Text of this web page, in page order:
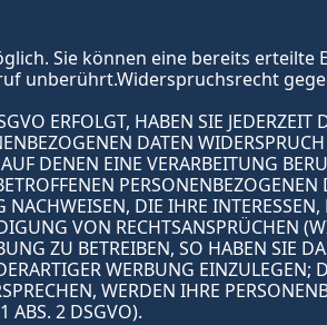
Sie können eine bereits
unberührt.Widerspruchsrecht
ERFOLGT, HABEN SIE JEDERZEIT
DATEN
DENEN EINE VERARBEITUNG
DIE IHRE
VON RECHTSANSPRÜCHEN
ZU BETREIBEN, SO HABEN SIE
WERBUNG EINZULEGEN;
WERDEN IHRE
ABS. 2 DSGVO).